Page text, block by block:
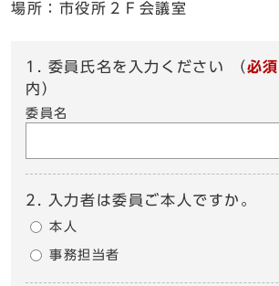
場所：市役所２Ｆ会議室
1. 委員氏名を入力ください （必須
内）
委員名
2. 入力者は委員ご本人ですか。
本人
事務担当者